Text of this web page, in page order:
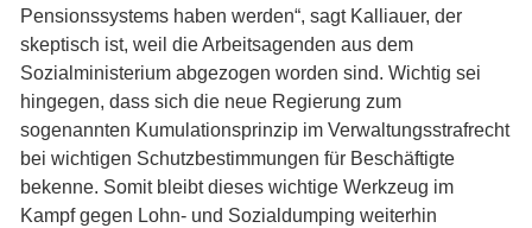
Pensionssystems haben werden“, sagt Kalliauer, der
skeptisch ist, weil die Arbeitsagenden aus dem
Sozialministerium abgezogen worden sind. Wichtig sei
hingegen, dass sich die neue Regierung zum
sogenannten Kumulationsprinzip im Verwaltungsstrafrecht
bei wichtigen Schutzbestimmungen für Beschäftigte
bekenne. Somit bleibt dieses wichtige Werkzeug im
Kampf gegen Lohn- und Sozialdumping weiterhin